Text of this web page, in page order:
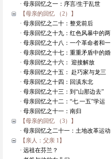
· 母亲回忆之一：序言/生于乱世
【母亲的回忆 （2）】
· 母亲回忆之二十：整党前后
· 母亲回忆之十九：红色风暴中的两
· 母亲回忆之十八：一个革命者和一
· 母亲回忆之十七：重重矛盾中的婚
· 母亲回忆之十六： 迎接解放
· 母亲回忆之十五： 赴巧家与龙三
· 母亲回忆之十四：回滇东北
· 母亲回忆之十三：到“山那边去”
· 母亲回忆之十二：“七.一五”学运
· 母亲回忆之十一：南归
【母亲的回忆 （3）】
· 母亲回忆之二十一：土地改革运动
【亲人：父亲 1】
· 远祖在芬兰？